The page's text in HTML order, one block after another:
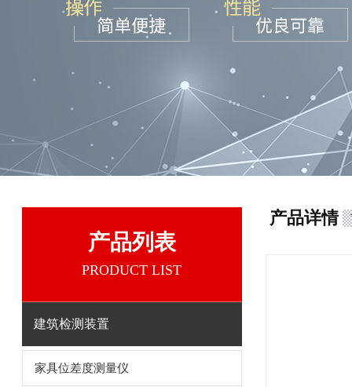
产品列表
PRODUCT LIST
建筑检测装置
家具位差度测量仪
产品详情